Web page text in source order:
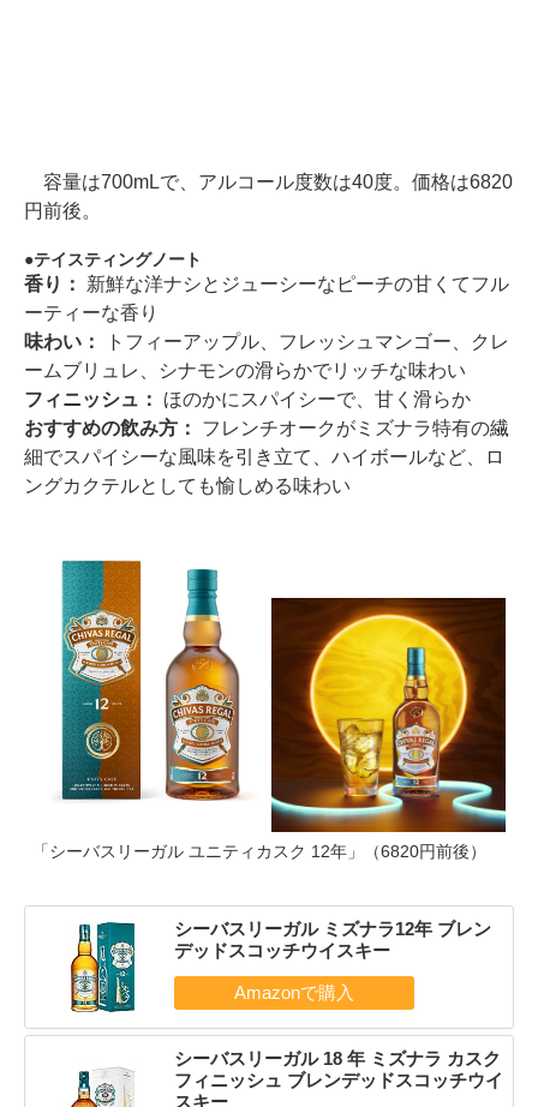
容量は700mLで、アルコール度数は40度。価格は6820
円前後。
テイスティングノート
香り： 新鮮な洋ナシとジューシーなピーチの甘くてフル
ーティーな香り
味わい：
トフィーアップル、フレッシュマンゴー、クレ
ームブリュレ、シナモンの滑らかでリッチな味わい
フィニッシュ： ほのかにスパイシーで、甘く滑らか
おすすめの飲み方： フレンチオークがミズナラ特有の繊
細でスパイシーな風味を引き立て、ハイボールなど、ロ
ングカクテルとしても愉しめる味わい
「シーバスリーガル ユニティカスク 12年」（6820円前後）
シーバスリーガル ミズナラ12年 ブレン
デッドスコッチウイスキー
シーバスリーガル 18 年 ミズナラ カスク
フィニッシュ ブレンデッドスコッチウイ
スキー